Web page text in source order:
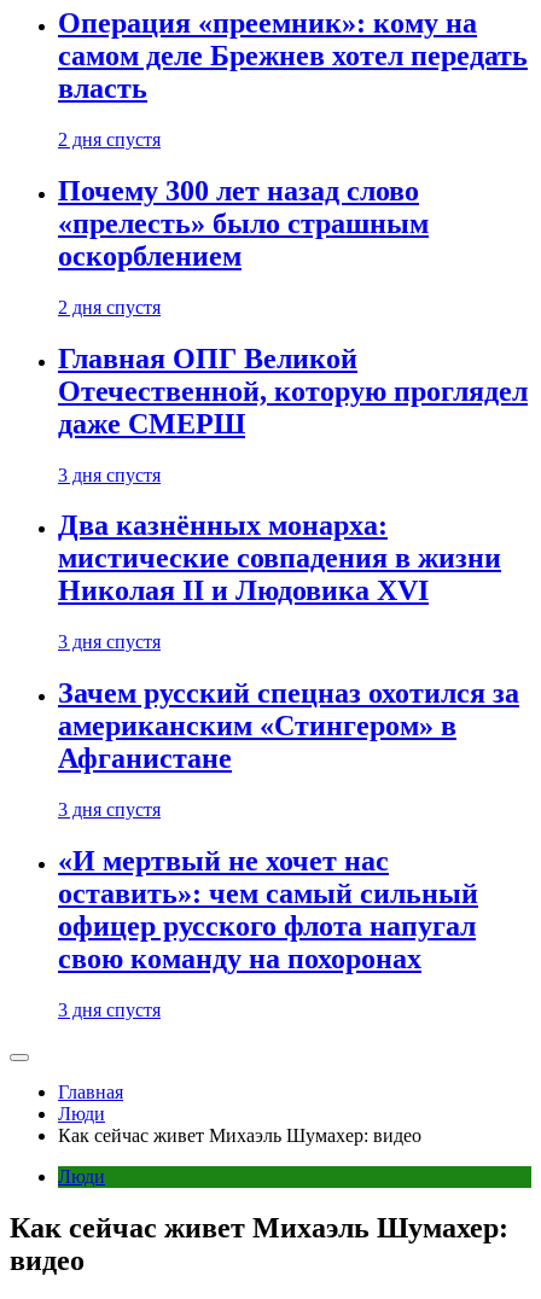
Операция «преемник»: кому на
самом деле Брежнев хотел передать
власть
2 дня спустя
Почему 300 лет назад слово
«прелесть» было страшным
оскорблением
2 дня спустя
Главная ОПГ Великой
Отечественной, которую проглядел
даже СМЕРШ
3 дня спустя
Два казнённых монарха:
мистические совпадения в жизни
Николая II и Людовика XVI
3 дня спустя
Зачем русский спецназ охотился за
американским «Стингером» в
Афганистане
3 дня спустя
«И мертвый не хочет нас
оставить»: чем самый сильный
офицер русского флота напугал
свою команду на похоронах
3 дня спустя
Главная
Люди
Как сейчас живет Михаэль Шумахер: видео
Люди
Как сейчас живет Михаэль Шумахер:
видео